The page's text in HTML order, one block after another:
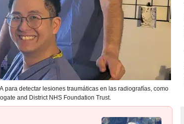
para detectar lesiones traumáticas en las radiografías, como
and District NHS Foundation Trust.